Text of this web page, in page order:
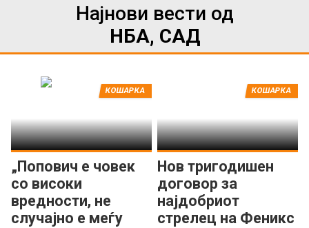
Најнови вести од
НБА, САД
„Попович е човек
со високи
вредности, не
случајно е меѓу
КОШАРКА
Нов тригодишен
договор за
најдобриот
стрелец на Феникс
КОШАРКА